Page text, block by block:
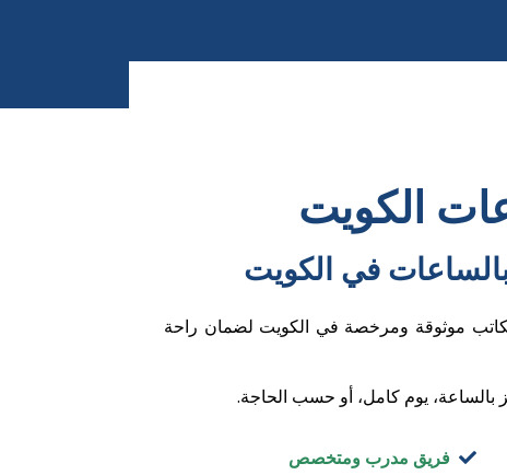
الكويت
في الكويت
موثوقة ومرخصة في الكويت لضمان راحة
بالساعة، يوم كامل، أو حسب الحاجة.
فريق مدرب ومتخصص